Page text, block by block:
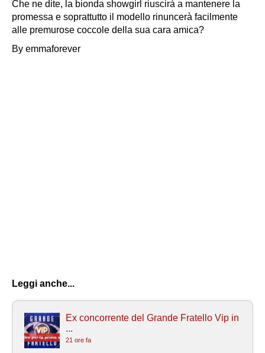
Che ne dite, la bionda showgirl riuscirà a mantenere la
promessa e soprattutto il modello rinuncerà facilmente
alle premurose coccole della sua cara amica?
By emmaforever
Leggi anche...
Ex concorrente del Grande Fratello Vip in
...
21 ore fa